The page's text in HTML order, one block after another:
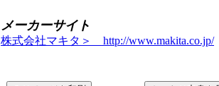
メーカーサイト
株式会社マキタ＞ http://www.makita.co.jp/